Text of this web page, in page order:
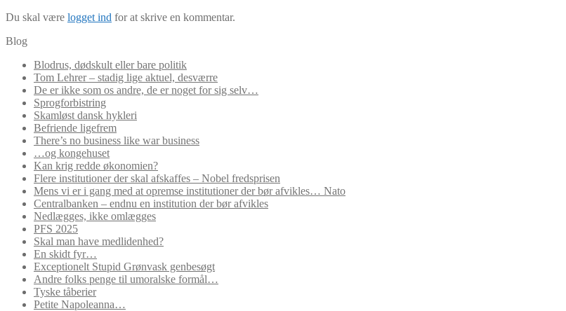
Du skal være logget ind for at skrive en kommentar.
Blog
Blodrus, dødskult eller bare politik
Tom Lehrer – stadig lige aktuel, desværre
De er ikke som os andre, de er noget for sig selv…
Sprogforbistring
Skamløst dansk hykleri
Befriende ligefrem
There’s no business like war business
…og kongehuset
Kan krig redde økonomien?
Flere institutioner der skal afskaffes – Nobel fredsprisen
Mens vi er i gang med at opremse institutioner der bør afvikles… Nato
Centralbanken – endnu en institution der bør afvikles
Nedlægges, ikke omlægges
PFS 2025
Skal man have medlidenhed?
En skidt fyr…
Exceptionelt Stupid Grønvask genbesøgt
Andre folks penge til umoralske formål…
Tyske tåberier
Petite Napoleanna…